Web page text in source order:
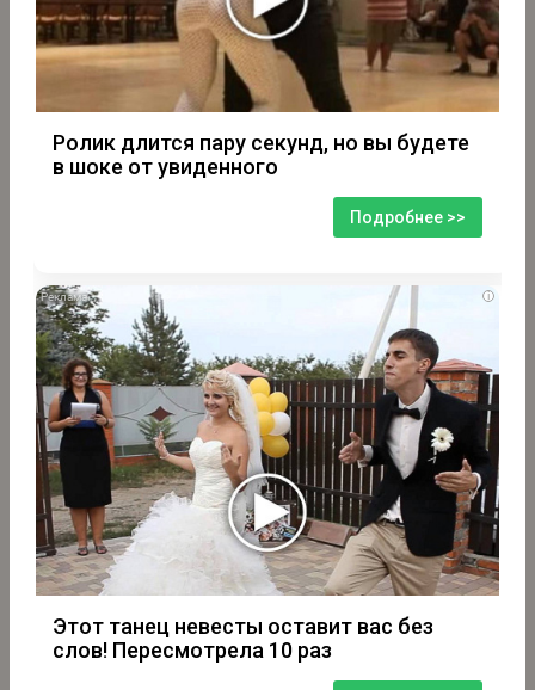
Ролик длится пару секунд, но вы будете
в шоке от увиденного
Подробнее >>
i
Этот танец невесты оставит вас без
слов! Пересмотрела 10 раз